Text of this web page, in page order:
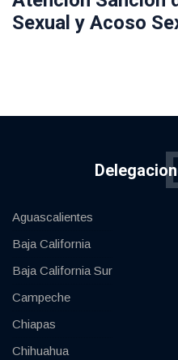
Sexual y Acoso
Aguascalientes
Baja California
Baja California Sur
Campeche
Chiapas
Chihuahua